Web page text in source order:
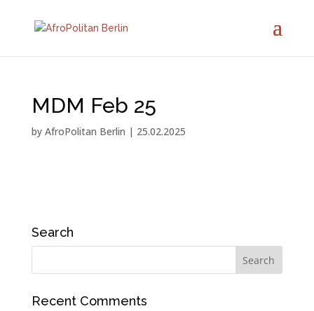
MDM Feb 25
by AfroPolitan Berlin | 25.02.2025
Search
Recent Comments